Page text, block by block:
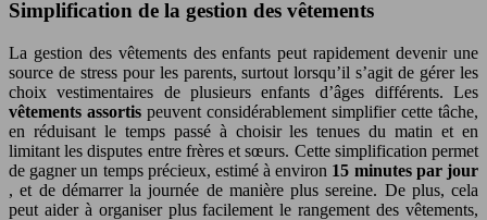
Simplification de la gestion des vêtements
La gestion des vêtements des enfants peut rapidement devenir une
source de stress pour les parents, surtout lorsqu’il s’agit de gérer les
choix vestimentaires de plusieurs enfants d’âges différents. Les
vêtements assortis peuvent considérablement simplifier cette tâche,
en réduisant le temps passé à choisir les tenues du matin et en
limitant les disputes entre frères et sœurs. Cette simplification permet
de gagner un temps précieux, estimé à environ 15 minutes par jour
, et de démarrer la journée de manière plus sereine. De plus, cela
peut aider à organiser plus facilement le rangement des vêtements,